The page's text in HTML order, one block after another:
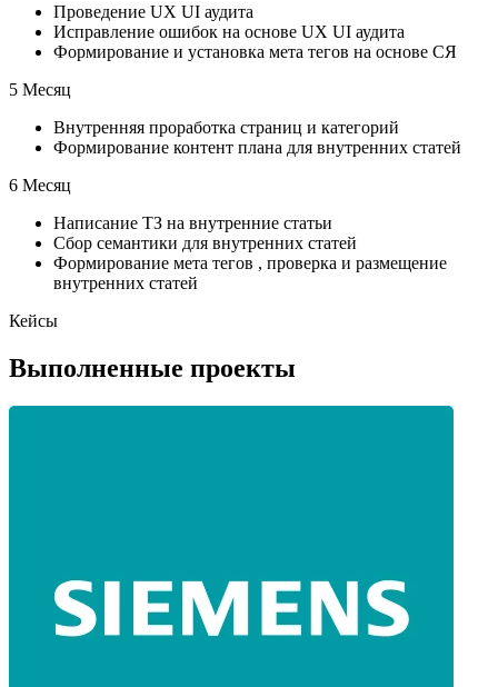
Проведение UX UI аудита
Исправление ошибок на основе UX UI аудита
Формирование и установка мета тегов на основе СЯ
5 Месяц
Внутренняя проработка страниц и категорий
Формирование контент плана для внутренних статей
6 Месяц
Написание ТЗ на внутренние статьи
Сбор семантики для внутренних статей
Формирование мета тегов , проверка и размещение
внутренних статей
Кейсы
Выполненные проекты